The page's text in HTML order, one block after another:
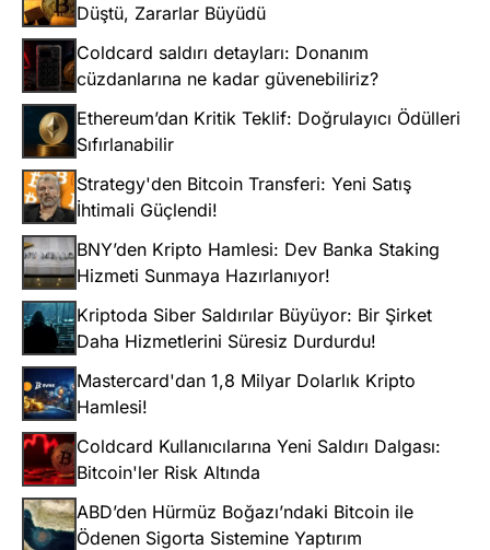
Düştü, Zararlar Büyüdü
Coldcard saldırı detayları: Donanım
cüzdanlarına ne kadar güvenebiliriz?
Ethereum’dan Kritik Teklif: Doğrulayıcı Ödülleri
Sıfırlanabilir
Strategy'den Bitcoin Transferi: Yeni Satış
İhtimali Güçlendi!
BNY’den Kripto Hamlesi: Dev Banka Staking
Hizmeti Sunmaya Hazırlanıyor!
Kriptoda Siber Saldırılar Büyüyor: Bir Şirket
Daha Hizmetlerini Süresiz Durdurdu!
Mastercard'dan 1,8 Milyar Dolarlık Kripto
Hamlesi!
Coldcard Kullanıcılarına Yeni Saldırı Dalgası:
Bitcoin'ler Risk Altında
ABD’den Hürmüz Boğazı’ndaki Bitcoin ile
Ödenen Sigorta Sistemine Yaptırım